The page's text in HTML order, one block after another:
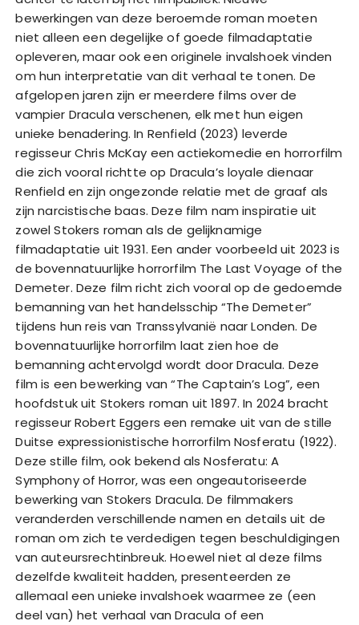
bewerkingen van deze beroemde roman moeten
niet alleen een degelijke of goede filmadaptatie
opleveren, maar ook een originele invalshoek vinden
om hun interpretatie van dit verhaal te tonen. De
afgelopen jaren zijn er meerdere films over de
vampier Dracula verschenen, elk met hun eigen
unieke benadering. In Renfield (2023) leverde
regisseur Chris McKay een actiekomedie en horrorfilm
die zich vooral richtte op Dracula’s loyale dienaar
Renfield en zijn ongezonde relatie met de graaf als
zijn narcistische baas. Deze film nam inspiratie uit
zowel Stokers roman als de gelijknamige
filmadaptatie uit 1931. Een ander voorbeeld uit 2023 is
de bovennatuurlijke horrorfilm The Last Voyage of the
Demeter. Deze film richt zich vooral op de gedoemde
bemanning van het handelsschip “The Demeter”
tijdens hun reis van Transsylvanië naar Londen. De
bovennatuurlijke horrorfilm laat zien hoe de
bemanning achtervolgd wordt door Dracula. Deze
film is een bewerking van “The Captain’s Log”, een
hoofdstuk uit Stokers roman uit 1897. In 2024 bracht
regisseur Robert Eggers een remake uit van de stille
Duitse expressionistische horrorfilm Nosferatu (1922).
Deze stille film, ook bekend als Nosferatu: A
Symphony of Horror, was een ongeautoriseerde
bewerking van Stokers Dracula. De filmmakers
veranderden verschillende namen en details uit de
roman om zich te verdedigen tegen beschuldigingen
van auteursrechtinbreuk. Hoewel niet al deze films
dezelfde kwaliteit hadden, presenteerden ze
allemaal een unieke invalshoek waarmee ze (een
deel van) het verhaal van Dracula of een